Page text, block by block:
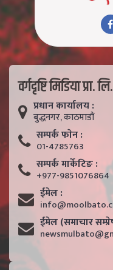
वर्गदृष्टि मिडिया प्रा. लि.
प्रधान कार्यालय :
बुद्धनगर, काठमाडाैं
सम्पर्क फाेन :
01-4785763
सम्पर्क मार्केटिङ :
+977-9851076864
ईमेल :
ईमेल (समाचार